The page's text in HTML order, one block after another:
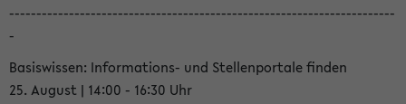
-----------------------------------------------------------------------
-
Basiswissen: Informations- und Stellenportale finden
25. August | 14:00 - 16:30 Uhr